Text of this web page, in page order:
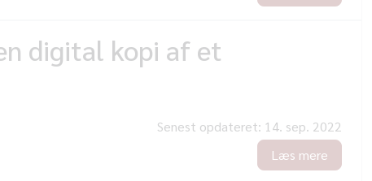
digital kopi af et
Senest opdateret: 14. sep. 2022
Læs mere